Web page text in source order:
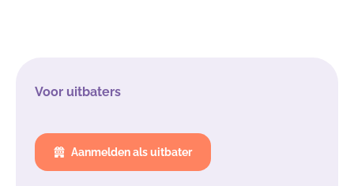
Voor uitbaters
Aanmelden als uitbater